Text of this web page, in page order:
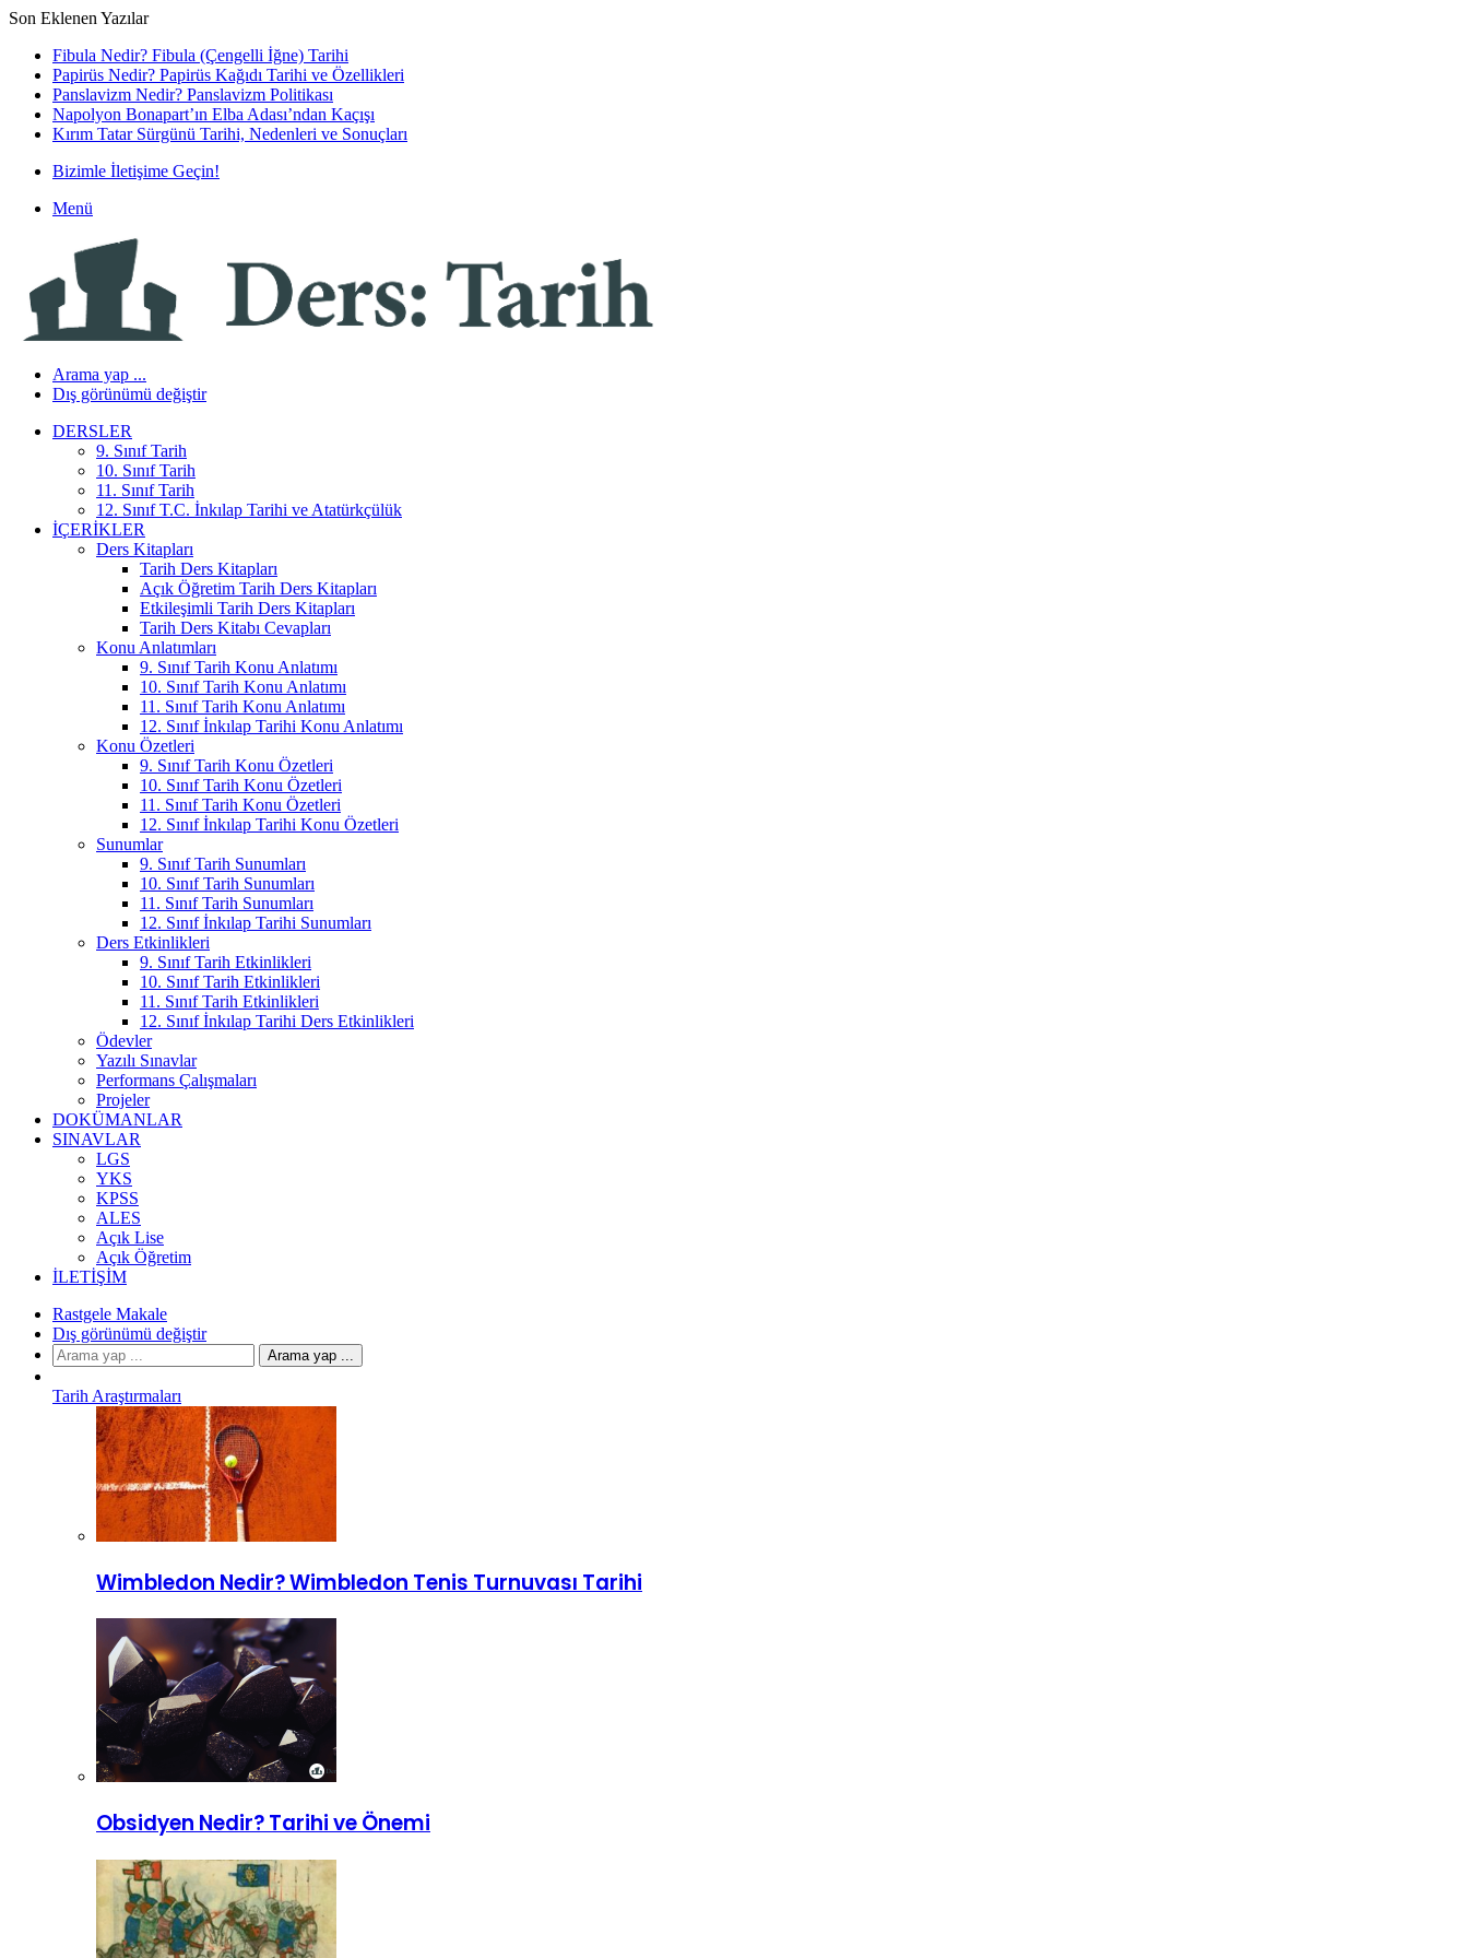
Son Eklenen Yazılar
Fibula Nedir? Fibula (Çengelli İğne) Tarihi
Papirüs Nedir? Papirüs Kağıdı Tarihi ve Özellikleri
Panslavizm Nedir? Panslavizm Politikası
Napolyon Bonapart’ın Elba Adası’ndan Kaçışı
Kırım Tatar Sürgünü Tarihi, Nedenleri ve Sonuçları
Bizimle İletişime Geçin!
Menü
Arama yap ...
Dış görünümü değiştir
DERSLER
9. Sınıf Tarih
10. Sınıf Tarih
11. Sınıf Tarih
12. Sınıf T.C. İnkılap Tarihi ve Atatürkçülük
İÇERIKLER
Ders Kitapları
Tarih Ders Kitapları
Açık Öğretim Tarih Ders Kitapları
Etkileşimli Tarih Ders Kitapları
Tarih Ders Kitabı Cevapları
Konu Anlatımları
9. Sınıf Tarih Konu Anlatımı
10. Sınıf Tarih Konu Anlatımı
11. Sınıf Tarih Konu Anlatımı
12. Sınıf İnkılap Tarihi Konu Anlatımı
Konu Özetleri
9. Sınıf Tarih Konu Özetleri
10. Sınıf Tarih Konu Özetleri
11. Sınıf Tarih Konu Özetleri
12. Sınıf İnkılap Tarihi Konu Özetleri
Sunumlar
9. Sınıf Tarih Sunumları
10. Sınıf Tarih Sunumları
11. Sınıf Tarih Sunumları
12. Sınıf İnkılap Tarihi Sunumları
Ders Etkinlikleri
9. Sınıf Tarih Etkinlikleri
10. Sınıf Tarih Etkinlikleri
11. Sınıf Tarih Etkinlikleri
12. Sınıf İnkılap Tarihi Ders Etkinlikleri
Ödevler
Yazılı Sınavlar
Performans Çalışmaları
Projeler
DOKÜMANLAR
SINAVLAR
LGS
YKS
KPSS
ALES
Açık Lise
Açık Öğretim
İLETIŞIM
Rastgele Makale
Dış görünümü değiştir
Arama yap ...
Tarih Araştırmaları
Wimbledon Nedir? Wimbledon Tenis Turnuvası Tarihi
Obsidyen Nedir? Tarihi ve Önemi